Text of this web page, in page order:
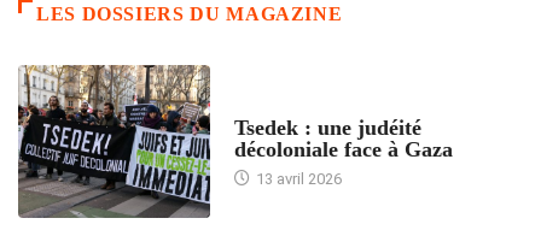
LES DOSSIERS DU MAGAZINE
Tsedek : une judéité
décoloniale face à Gaza
13 avril 2026